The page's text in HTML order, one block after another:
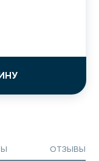
ОТЗЫВЫ